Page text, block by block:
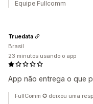
Equipe Fullcomm
App não entrega o que
Truedata
Brasil
23 minutos usando o app
FullComm ✪ deixou uma